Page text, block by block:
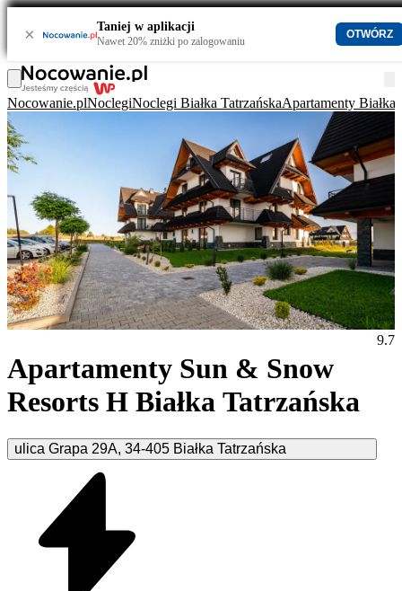
× Taniej w aplikacji
Nawet 20% zniżki po zalogowaniu
OTWÓRZ
Nocowanie.plNoclegiNoclegi Białka TatrzańskaApartamenty Białka
Apartamenty Sun & Snow
Resorts H Białka Tatrzańska
ulica Grapa 29A, 34-405 Białka Tatrzańska
9.7